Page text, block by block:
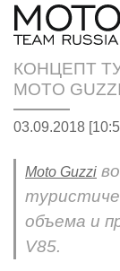
КОНЦЕПТ
MOTO
03.09.2018
Moto Guzzi
объема и
V85.